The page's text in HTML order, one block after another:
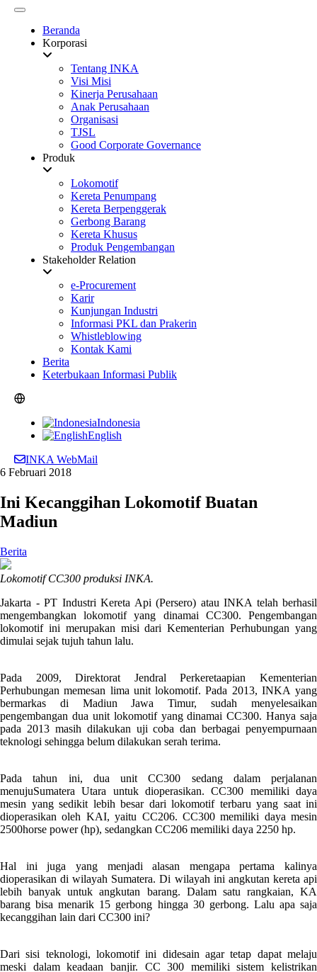
Beranda
Korporasi
Tentang INKA
Visi Misi
Kinerja Perusahaan
Anak Perusahaan
Organisasi
TJSL
Good Corporate Governance
Produk
Lokomotif
Kereta Penumpang
Kereta Berpenggerak
Gerbong Barang
Kereta Khusus
Produk Pengembangan
Stakeholder Relation
e-Procurement
Karir
Kunjungan Industri
Informasi PKL dan Prakerin
Whistleblowing
Kontak Kami
Berita
Keterbukaan Informasi Publik
Indonesia
English
INKA WebMail
6 Februari 2018
Ini Kecanggihan Lokomotif Buatan
Madiun
Berita
Lokomotif CC300 produksi INKA.
Jakarta - PT Industri Kereta Api (Persero) atau INKA telah berhasil
mengembangkan lokomotif yang dinamai CC300. Pengembangan
lokomotif ini merupakan misi dari Kementerian Perhubungan yang
dimulai sejak tujuh tahun lalu.
Pada 2009, Direktorat Jendral Perkeretaapian Kementerian
Perhubungan memesan lima unit lokomotif. Pada 2013, INKA yang
bermarkas di Madiun Jawa Timur, sudah menyelesaikan
pengembangan dua unit lokomotif yang dinamai CC300. Hanya saja
pada 2013 masih dilakukan uji coba dan berbagai penyempurnaan
teknologi sehingga belum dilakukan serah terima.
Pada tahun ini, dua unit CC300 sedang dalam perjalanan
menujuSumatera Utara untuk dioperasikan. CC300 memiliki daya
mesin yang sedikit lebih besar dari lokomotif terbaru yang saat ini
dioperasikan oleh KAI, yaitu CC206. CC300 memiliki daya mesin
2500horse power (hp), sedangkan CC206 memiliki daya 2250 hp.
Hal ini juga yang menjadi alasan mengapa pertama kalinya
dioperasikan di wilayah Sumatera. Di wilayah ini angkutan kereta api
lebih banyak untuk angkutan barang. Dalam satu rangkaian, KA
barang bisa menarik 15 gerbong hingga 30 gerbong. Lalu apa saja
kecanggihan lain dari CC300 ini?
Dari sisi teknologi, lokomotif ini didesain agar tetap dapat melaju
meski dalam keadaan banjir. CC 300 memiliki sistem kelistrikan